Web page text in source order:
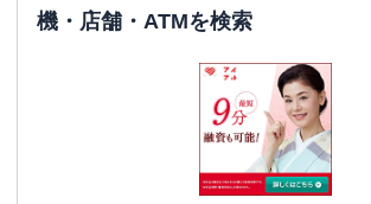
機・店舗・ATMを検索